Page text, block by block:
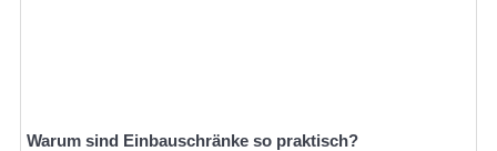
Warum sind Einbauschränke so praktisch?